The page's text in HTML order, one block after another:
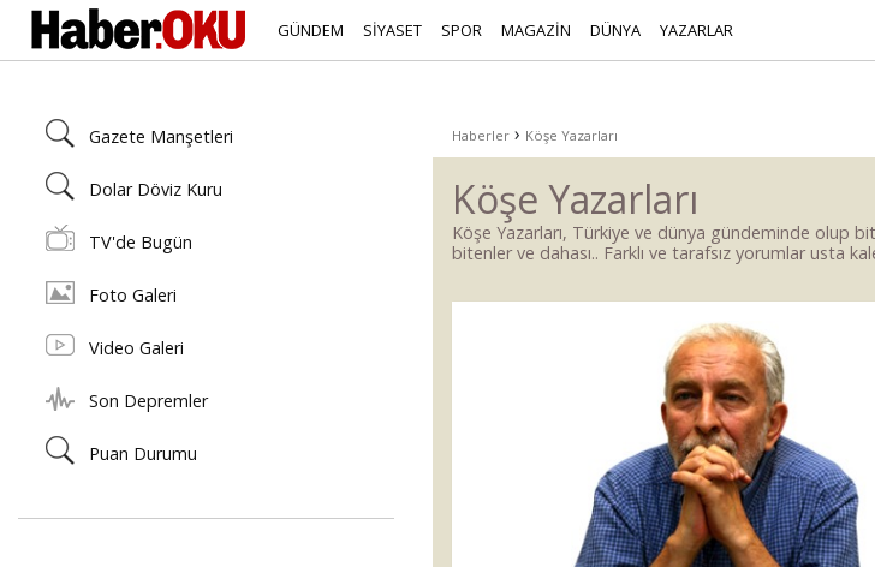
GÜNDEM SİYASET SPOR MAGAZİN DÜNYA YAZARLAR
Haberler› Köşe Yazarları
Köşe Yazarları
Köşe Yazarları, Türkiye ve dünya gündeminde olup
bitenler ve dahası.. Farklı ve tarafsız yorumlar usta
Gazete Manşetleri
Dolar Döviz Kuru
TV'de Bugün
Foto Galeri
Video Galeri
Son Depremler
Puan Durumu